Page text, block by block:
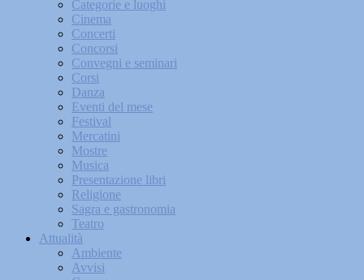
Categorie e luoghi
Cinema
Concerti
Concorsi
Convegni e seminari
Corsi
Danza
Eventi del mese
Festival
Mercatini
Mostre
Musica
Presentazione libri
Religione
Sagra e gastronomia
Teatro
Attualità
Ambiente
Avvisi